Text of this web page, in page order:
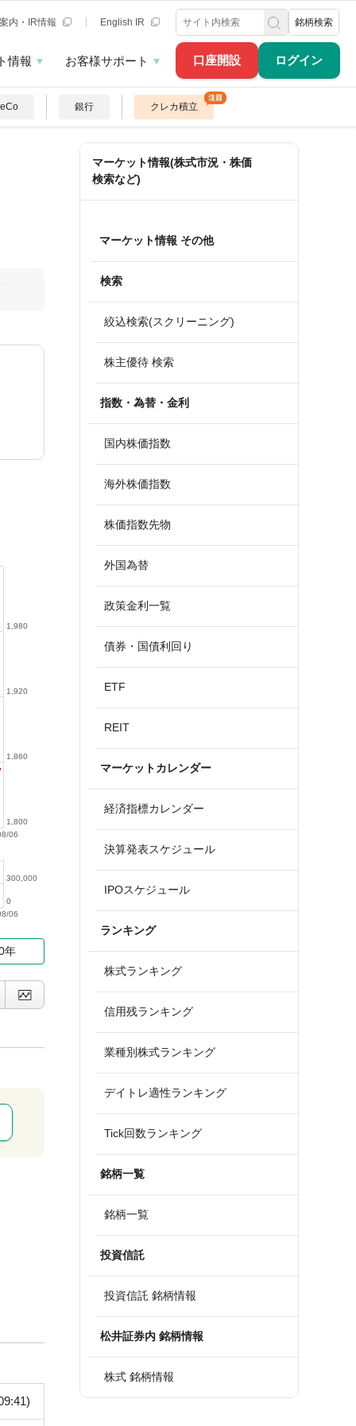
口座開設 ログイン
内・IR情報 English IR 銘柄検索
情報 お客様サポート
銀行 クレカ積立
06
1,800
1,860
1,920
1,980
06
0
300,000
年
マーケット情報(株式市況・株価
検索など)
マーケット情報 その他
検索
絞込検索(スクリーニング)
株主優待 検索
指数・為替・金利
国内株価指数
海外株価指数
株価指数先物
外国為替
政策金利一覧
債券・国債利回り
ETF
REIT
マーケットカレンダー
経済指標カレンダー
決算発表スケジュール
IPOスケジュール
ランキング
株式ランキング
信用残ランキング
業種別株式ランキング
デイトレ適性ランキング
Tick回数ランキング
銘柄一覧
銘柄一覧
投資信託
投資信託 銘柄情報
松井証券内 銘柄情報
株式 銘柄情報